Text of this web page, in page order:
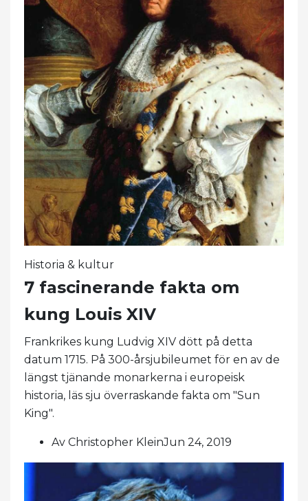
Historia & kultur
7 fascinerande fakta om
kung Louis XIV
Frankrikes kung Ludvig XIV dött på detta
datum 1715. På 300-årsjubileumet för en av de
längst tjänande monarkerna i europeisk
historia, läs sju överraskande fakta om "Sun
King".
Av Christopher KleinJun 24, 2019